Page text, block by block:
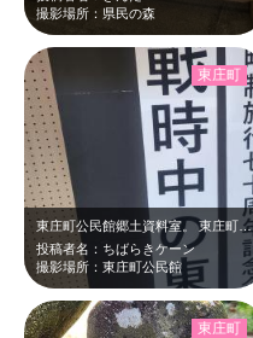
撮影場所：県民の森
東庄町公民館郷土資料室。 東庄町町制施行70周年記念企画展。充実した内容でし…
投稿者名：ちばらきケーン
撮影場所：東庄町公民館
東庄町
東庄町